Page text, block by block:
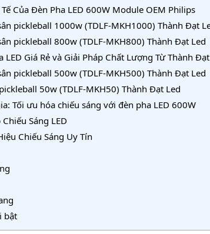
Của Đèn Pha LED 600W Module OEM Philips
pickleball 1000w (TDLF-MKH1000) Thành Đạt
pickleball 800w (TDLF-MKH800) Thành Đạt Led
LED Giá Rẻ và Giải Pháp Chất Lượng Từ Thành Đạt
pickleball 500w (TDLF-MKH500) Thành Đạt Led
50w (TDLF-MKH50) Thành Đạt Led
Tối ưu hóa chiếu sáng với đèn pha LED 600W
Sáng LED
Chiếu Sáng Uy Tín
bật